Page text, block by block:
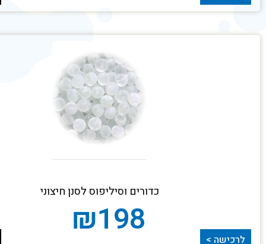
כדורים וסיליפוס לסנן חיצוני
₪198 לרכישה >